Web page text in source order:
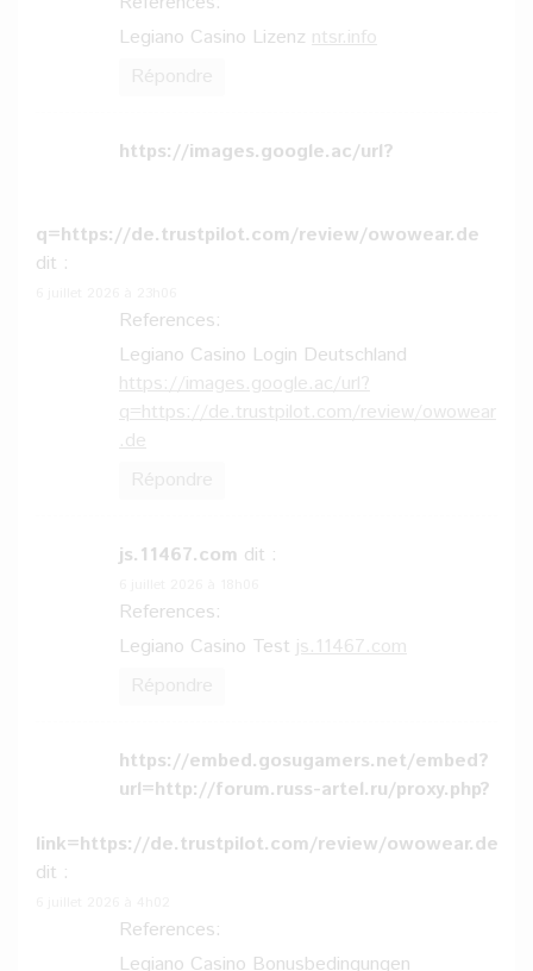
Legiano Casino Lizenz ntsr.info
https://images.google.ac/url?
q=https://de.trustpilot.com/review/owowear.de
dit :
References:
Legiano Casino Login Deutschland
https://images.google.ac/url?
q=https://de.trustpilot.com/review/owowear
.de
js.11467.com dit :
References:
Legiano Casino Test js.11467.com
https://embed.gosugamers.net/embed?
url=http://forum.russ-artel.ru/proxy.php?
link=https://de.trustpilot.com/review/owowear.de
dit :
References:
Legiano Casino Bonusbedingungen